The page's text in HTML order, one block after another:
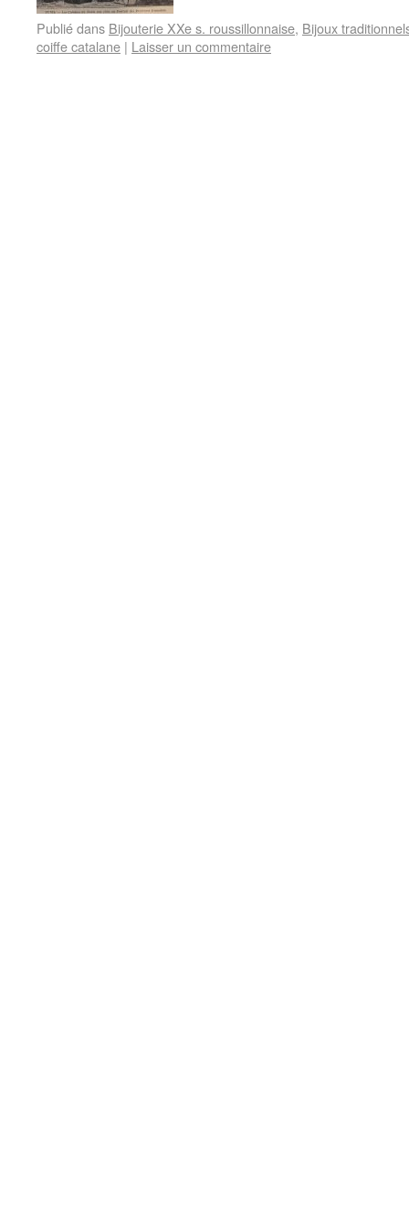
Publié dans Bijouterie XXe s. roussillonnaise, Bijoux
coiffe catalane | Laisser un commentaire